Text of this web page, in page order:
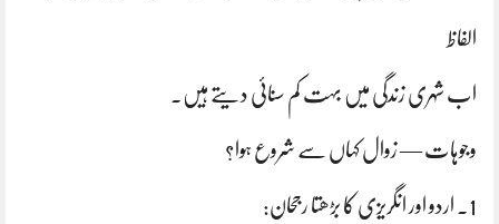
الفاظ
اب شہری زندگی میں بہت کم سنائی دیتے ہیں۔
وجوہات — زوال کہاں سے شروع ہوا؟
1. اردو اور انگریزی کا بڑھتا رجحان: